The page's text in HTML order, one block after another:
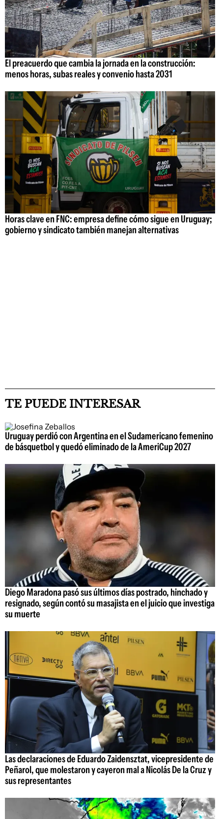
El preacuerdo que cambia la jornada en la construcción:
menos horas, subas reales y convenio hasta 2031
Horas clave en FNC: empresa define cómo sigue en Uruguay;
gobierno y sindicato también manejan alternativas
TE PUEDE INTERESAR
Uruguay perdió con Argentina en el Sudamericano femenino
de básquetbol y quedó eliminado de la AmeriCup 2027
Diego Maradona pasó sus últimos días postrado, hinchado y
resignado, según contó su masajista en el juicio que investiga
su muerte
Las declaraciones de Eduardo Zaidensztat, vicepresidente de
Peñarol, que molestaron y cayeron mal a Nicolás De la Cruz y
sus representantes